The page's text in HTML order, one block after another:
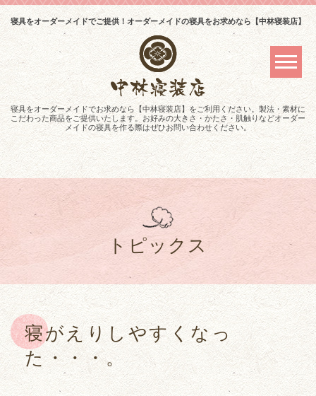
寝具をオーダーメイドでご提供！オーダーメイドの寝具をお求めなら【中林寝装店】
寝具をオーダーメイドでお求めなら【中林寝装店】をご利用ください。製法・素材に
こだわった商品をご提供いたします。お好みの大きさ・かたさ・肌触りなどオーダー
メイドの寝具を作る際はぜひお問い合わせください。
トピックス
寝がえりしやすくなっ
た・・・。